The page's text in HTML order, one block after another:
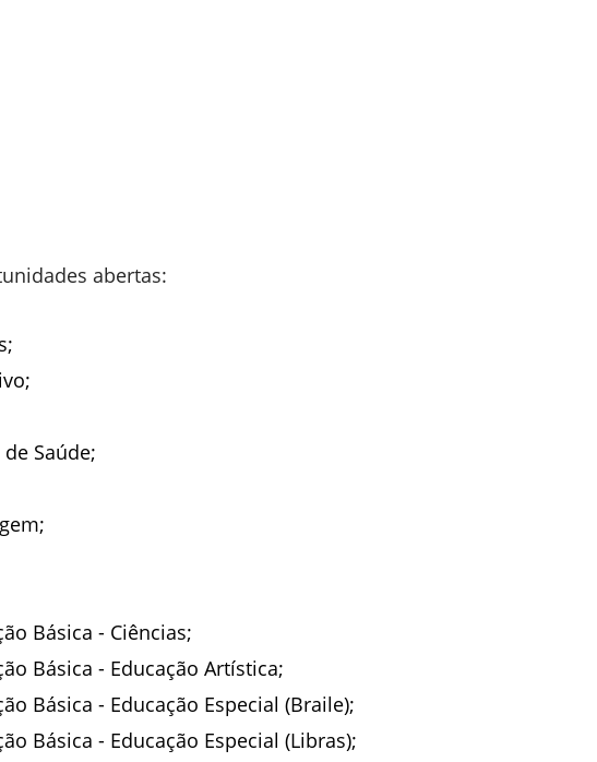
abertas:
Saúde;
Básica - Ciências;
Básica - Educação Artística;
Básica - Educação Especial (Braile);
Básica - Educação Especial (Libras);